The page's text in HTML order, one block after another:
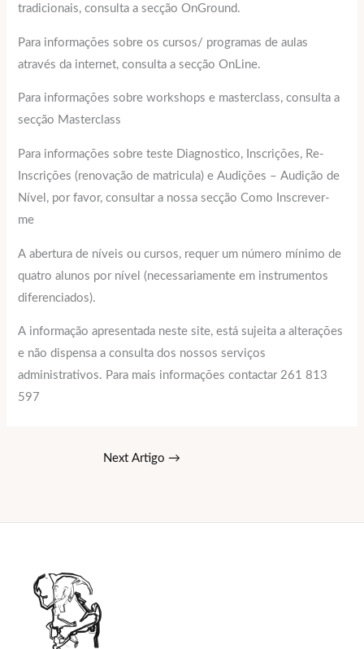
tradicionais, consulta a secção OnGround.
Para informações sobre os cursos/ programas de aulas
através da internet, consulta a secção OnLine.
Para informações sobre workshops e masterclass, consulta a
secção Masterclass
Para informações sobre teste Diagnostico, Inscrições, Re-
Inscrições (renovação de matricula) e Audições – Audição de
Nível, por favor, consultar a nossa secção Como Inscrever-
me
A abertura de níveis ou cursos, requer um número mínimo de
quatro alunos por nível (necessariamente em instrumentos
diferenciados).
A informação apresentada neste site, está sujeita a alterações
e não dispensa a consulta dos nossos serviços
administrativos. Para mais informações contactar 261 813
597
Next Artigo →